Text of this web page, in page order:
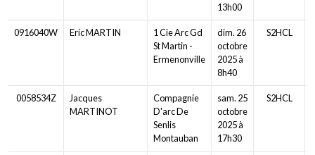
13h00
0916040W Eric MARTIN
1 Cie Arc Gd
St Martin -
Ermenonville
dim. 26
octobre
2025 à
8h40
S2HCL
0058534Z
Jacques
MARTINOT
Compagnie
D'arc De
Senlis
Montauban
sam. 25
octobre
2025 à
17h30
S2HCL